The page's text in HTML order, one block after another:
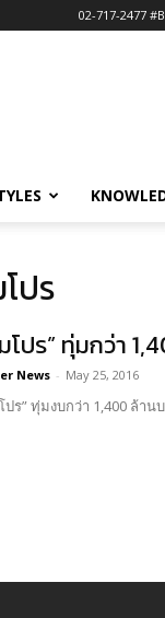
02-717-2477
ปร
โปร” ทุ่มกว่า
News - May 25, 2016
ปร” ทุ่มงบกว่า 1,400 ล้า